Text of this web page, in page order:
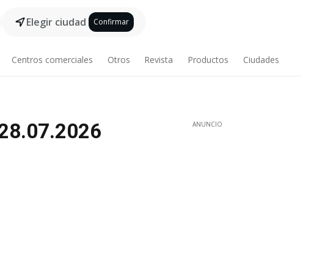
Elegir ciudad Confirmar
Centros comerciales Otros Revista Productos Ciudades
ANUNCIO